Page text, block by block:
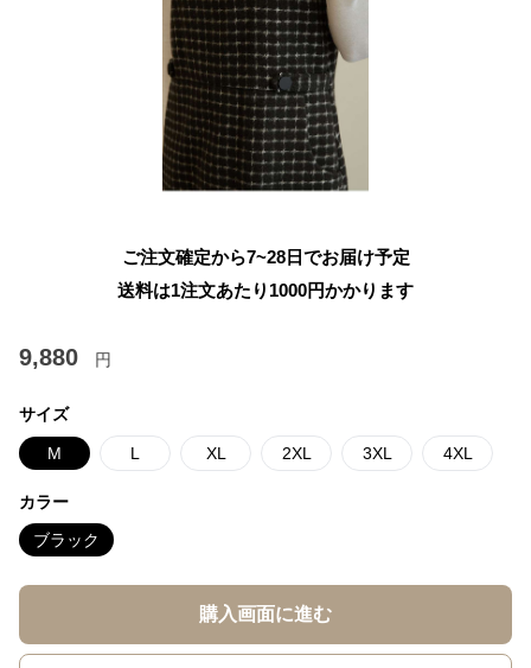
ご注文確定から7~28日でお届け予定
送料は1注文あたり 1000円かかります
9,880 円
サイズ
M L XL 2XL 3XL 4XL
カラー
ブラック
購入画面に進む